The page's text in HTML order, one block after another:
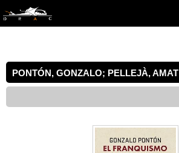
PONTÓN, GONZALO; PELLEJÀ, AMAT